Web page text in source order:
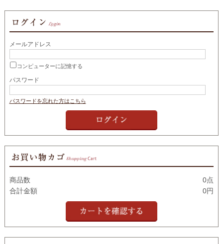
メールアドレス
コンピューターに記憶する
パスワード
パスワードを忘れた方はこちら
商品数
0点
合計金額
0円